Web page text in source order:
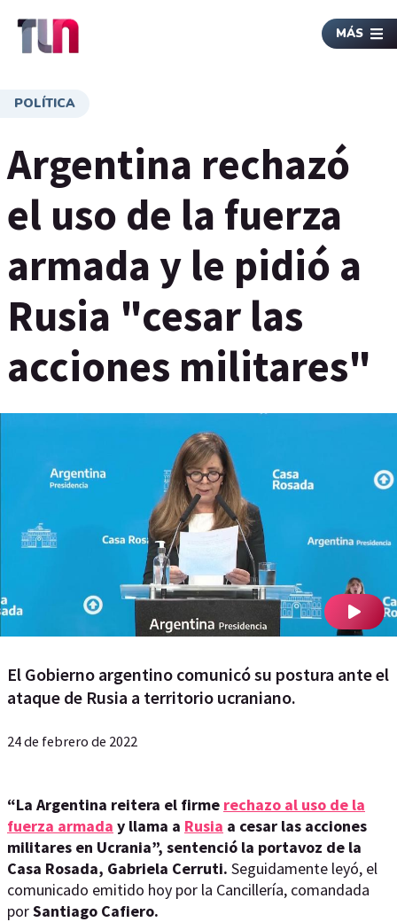
MÁS
POLÍTICA
Argentina rechazó
el uso de la fuerza
armada y le pidió a
Rusia "cesar las
acciones militares"
El Gobierno argentino comunicó su postura ante el
ataque de Rusia a territorio ucraniano.
24 de febrero de 2022
“La Argentina reitera el firme rechazo al uso de la
fuerza armada y llama a Rusia a cesar las acciones
militares en Ucrania”, sentenció la portavoz de la
Casa Rosada, Gabriela Cerruti. Seguidamente leyó, el
comunicado emitido hoy por la Cancillería, comandada
porSantiago Cafiero.